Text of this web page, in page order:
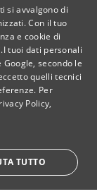
ITALIAN
ENGLISH
si avvalgono di
Con il tuo
e cookie di
tuoi dati personali
secondo le
quelli tecnici
Per
Policy,
TUTTO